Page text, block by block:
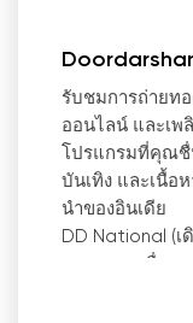
รับชมการถ่ายท
ออนไลน์ และเพ
โปรแกรมที่คุณ
บันเทิง และเนื้อ
นำของอินเดีย
DD National (เ